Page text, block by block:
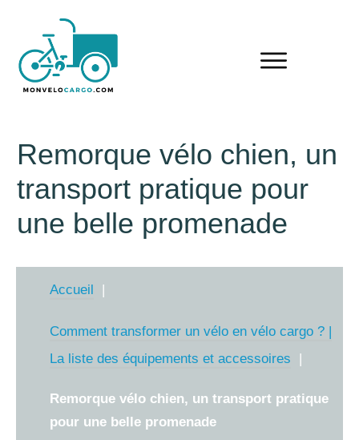
Remorque vélo chien, un
transport pratique pour
une belle promenade
Accueil
Comment transformer un vélo en vélo cargo ? |
La liste des équipements et accessoires
Remorque vélo chien, un transport pratique
pour une belle promenade